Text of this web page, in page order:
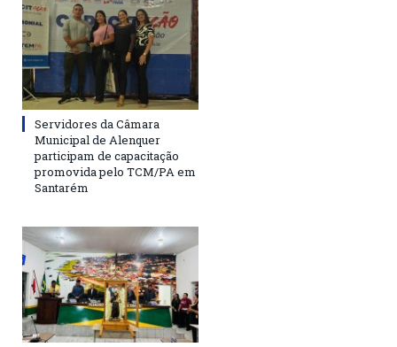
Servidores da Câmara
Municipal de Alenquer
participam de capacitação
promovida pelo TCM/PA em
Santarém